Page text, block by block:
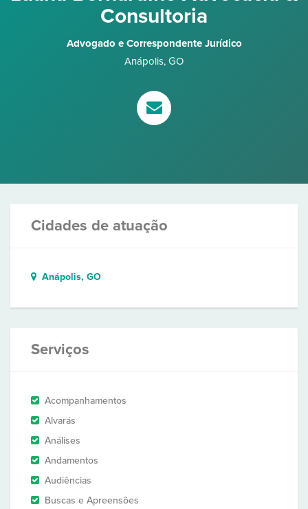
Consultoria
Advogado e Correspondente Jurídico
Anápolis, GO
Cidades de atuação
Anápolis, GO
Serviços
Acompanhamentos
Alvarás
Análises
Andamentos
Audiências
Buscas e Apreensões